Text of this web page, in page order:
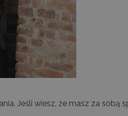
Jeśli wiesz, że masz za sobą